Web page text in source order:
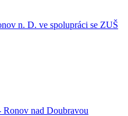
n. D. ve spolupráci se ZUŠ
Ronov nad Doubravou